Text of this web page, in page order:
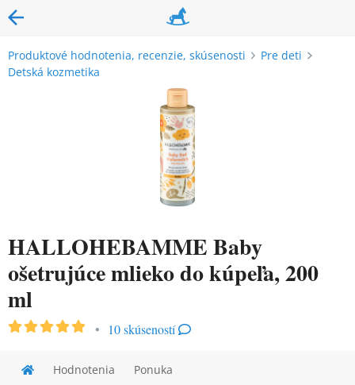
Produktové hodnotenia, recenzie, skúsenosti
Pre deti
Detská kozmetika
HALLOHEBAMME Baby
ošetrujúce mlieko do kúpeľa, 200
ml
• 10 skúseností
Hodnotenia Ponuka